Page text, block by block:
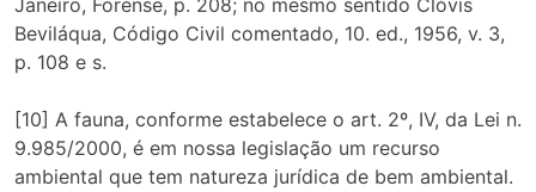
Janeiro, Forense, p. 208; no mesmo sentido Clóvis
Beviláqua, Código Civil comentado, 10. ed., 1956, v. 3,
p. 108 e s.
[10] A fauna, conforme estabelece o art. 2º, IV, da Lei n.
9.985/2000, é em nossa legislação um recurso
ambiental que tem natureza jurídica de bem ambiental.